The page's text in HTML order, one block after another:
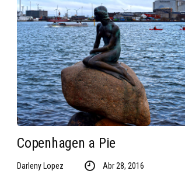
Copenhagen a Pie
Darleny Lopez Abr 28, 2016